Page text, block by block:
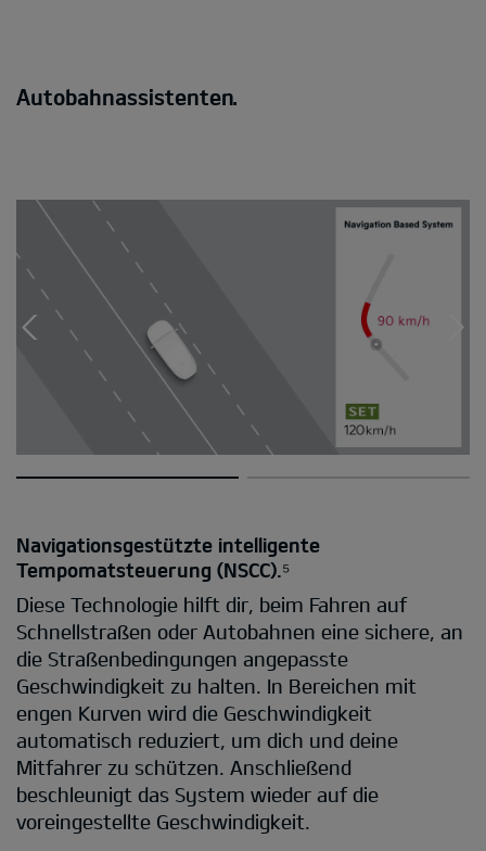
Autobahnassistenten.
Navigationsgestützte intelligente
Tempomatsteuerung (NSCC).⁵
Diese Technologie hilft dir, beim Fahren auf
Schnellstraßen oder Autobahnen eine sichere, an
die Straßenbedingungen angepasste
Geschwindigkeit zu halten. In Bereichen mit
engen Kurven wird die Geschwindigkeit
automatisch reduziert, um dich und deine
Mitfahrer zu schützen. Anschließend
beschleunigt das System wieder auf die
voreingestellte Geschwindigkeit.